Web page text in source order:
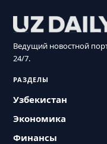
Ведущий новостной
24/7.
РАЗДЕЛЫ
Узбекистан
Экономика
Финансы